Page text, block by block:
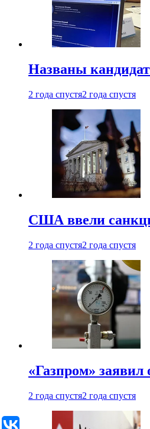
Названы
2 года спустя2 года спустя
США ввели
2 года спустя2 года спустя
«Газпром» заявил
2 года спустя2 года спустя